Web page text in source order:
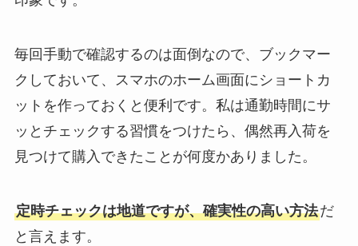
毎回手動で確認するのは面倒なので、ブックマー
クしておいて、スマホのホーム画面にショートカ
ットを作っておくと便利です。私は通勤時間にサ
ッとチェックする習慣をつけたら、偶然再入荷を
見つけて購入できたことが何度かありました。
定時チェックは地道ですが、確実性の高い方法だ
と言えます。